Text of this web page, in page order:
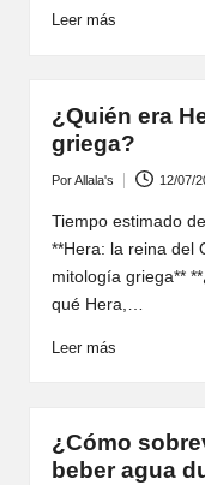
Leer más
¿Quién era
griega?
por
PorAllala's 12/07/
Tiempo estimado
**Hera: la reina del
mitología griega**
qué Hera,…
Leer más
¿Cómo
beber agua